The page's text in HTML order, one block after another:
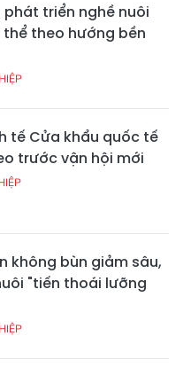
phát triển nghề nuôi
thể theo hướng bền
tế Cửa khẩu quốc tế
trước vận hội mới
không bùn giảm sâu,
"tiến thoái lưỡng